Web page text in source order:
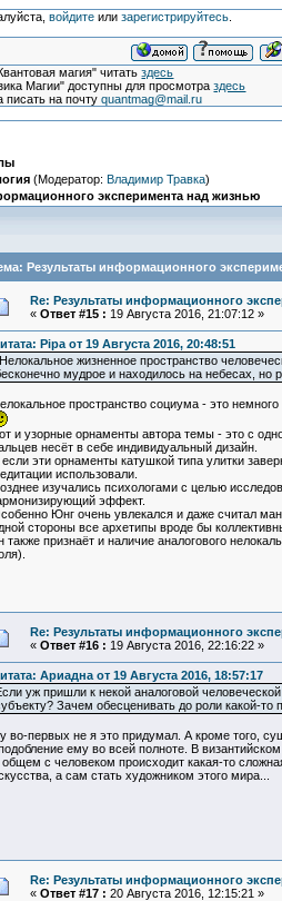
войдитеили зарегистрируйтесь.
магия" читатьздесь
Магии" доступны для просмотраздесь
писать на почтуquantmag@mail.ru
(Модератор: Владимир Травка)
эксперимента над жизнью
Результаты информационного
Re: Результаты информационного
« Ответ #15 : 19 Августа 2016, 21:07:12 »
Pipa от 19 Августа 2016, 20:48:51
жизненное пространство
мудрое и находилось на небесах, но
пространство социума - это
и узорные орнаменты автора темы - это с
несёт в себе индивидуальный дизайн.
эти орнаменты катушкой типа улитки
использовали.
изучались психологами с целью
эффект.
Юнг очень увлекался и даже считал
стороны все архетипы вроде бы
также признаёт и наличие аналогового
Re: Результаты информационного
« Ответ #16 : 19 Августа 2016, 22:16:22 »
Ариадна от 19 Августа 2016, 18:57:17
уж пришли к некой аналоговой
Зачем обесценивать до роли какой-
во-первых не я это придумал. А кроме того,
ему во всей полноте. В
общем с человеком происходит какая-то
а сам стать художником этого мира...
Re: Результаты информационного
« Ответ #17 : 20 Августа 2016, 12:15:21 »